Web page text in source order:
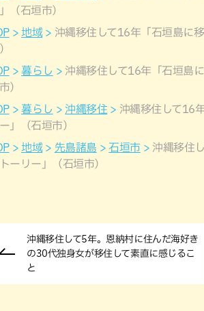
（石垣市）
地域
沖縄移住して16年「石垣島に
暮らし
沖縄移住して16年「石垣島
）
暮らし 沖縄移住
沖縄移住して16
」（石垣市）
地域 先島諸島 石垣市
沖縄移住
ーリー」（石垣市）
沖縄移住して5年。恩納村に住んだ海好き
の30代独身女が移住して素直に感じるこ
と